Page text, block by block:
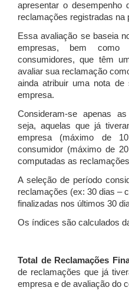
apresentar o desempenho
reclamações registradas na
Essa avaliação se baseia
empresas, bem
consumidores, que têm
avaliar sua reclamação
ainda atribuir uma nota de
empresa.
Consideram-se apenas
seja, aquelas que já
empresa (máximo de
consumidor (máximo de
computadas as reclamações
A seleção de período
reclamações (ex: 30 dias –
finalizadas nos últimos 30
Os índices são calculados
Total de Reclamações
de reclamações que já
empresa e de avaliação do